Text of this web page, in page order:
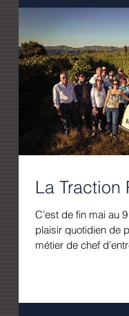
La Traction
C’est de fin mai au
plaisir quotidien de
métier de chef